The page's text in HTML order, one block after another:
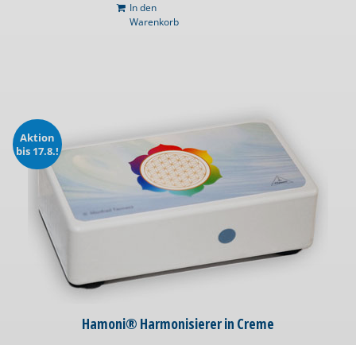
In den
Warenkorb
Aktion
bis 17.8.!
Hamoni® Harmonisierer in Creme